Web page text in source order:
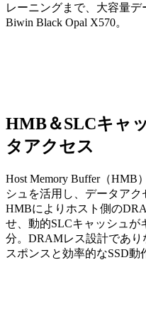
レーニングまで、大容量
Biwin Black Opal X570。
HMB＆SLCキャ
タアクセス
Host Memory Buffer（HMB
シュを活用し、データアク
HMBによりホスト側の
せ、動的SLCキャッシュが
分。DRAMレス設計であ
スポンスと効率的なSSD動